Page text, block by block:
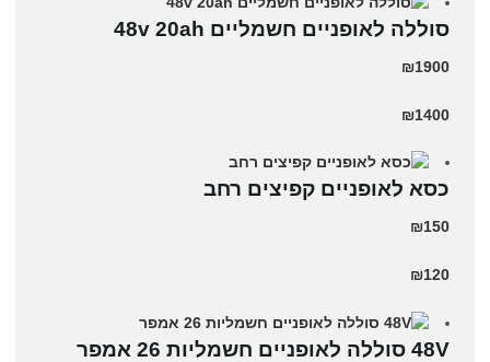
סוללה לאופניים חשמליים 48v 20ah
₪1900
₪1400
כסא לאופניים קפיצים רחב
₪150
₪120
48V סוללה לאופניים חשמליות 26 אמפר